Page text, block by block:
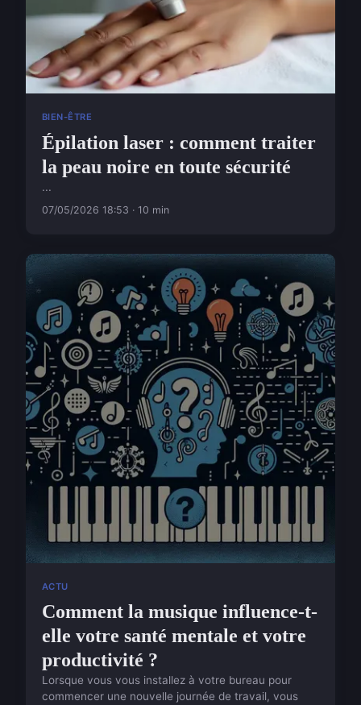
BIEN-ÊTRE
Épilation laser : comment traiter
la peau noire en toute sécurité
...
07/05/2026 18:53 · 10 min
ACTU
Comment la musique influence-t-
elle votre santé mentale et votre
productivité ?
Lorsque vous vous installez à votre bureau pour
commencer une nouvelle journée de travail, vous